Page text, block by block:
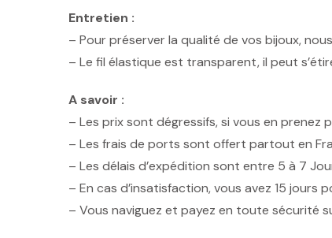
Entretien :
– Pour préserver la qualité de vos bijoux,
– Le fil élastique est transparent, il peut
A savoir :
– Les prix sont dégressifs, si vous en prenez
– Les frais de ports sont offert partout en
– Les délais d’expédition sont entre 5 à 7
– En cas d’insatisfaction, vous avez 15 jours
– Vous naviguez et payez en toute sécurité